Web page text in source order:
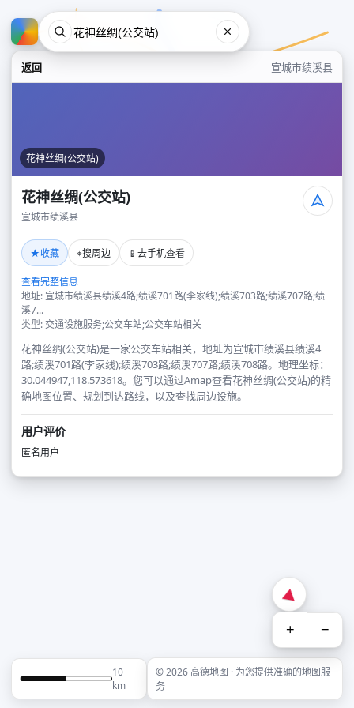
返回 宣城市绩溪县
花神丝绸(公交站)
花神丝绸(公交站)
宣城市绩溪县
★收藏 ⌖搜周边 📱 去手机查看
查看完整信息
地址: 宣城市绩溪县绩溪4路;绩溪701路(李家线);绩溪703路;绩溪707路;绩
溪7...
类型: 交通设施服务;公交车站;公交车站相关
花神丝绸(公交站)是一家公交车站相关，地址为宣城市绩溪县绩溪4
路;绩溪701路(李家线);绩溪703路;绩溪707路;绩溪708路。地理坐标：
30.044947,118.573618。您可以通过Amap查看花神丝绸(公交站)的精
确地图位置、规划到达路线，以及查找周边设施。
用户评价
匿名用户
+ −
10
km
© 2026 高德地图 · 为您提供准确的地图服
务